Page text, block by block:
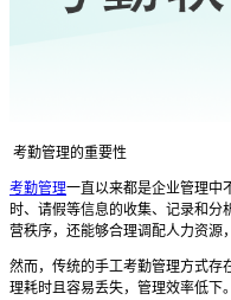
考勤管理的重要性
考勤管理一直以来都是企业管理中
时、请假等信息的收集、记录和分
营秩序，还能够合理调配人力资源
然而，传统的手工考勤管理方式存
理耗时且容易丢失，管理效率低下